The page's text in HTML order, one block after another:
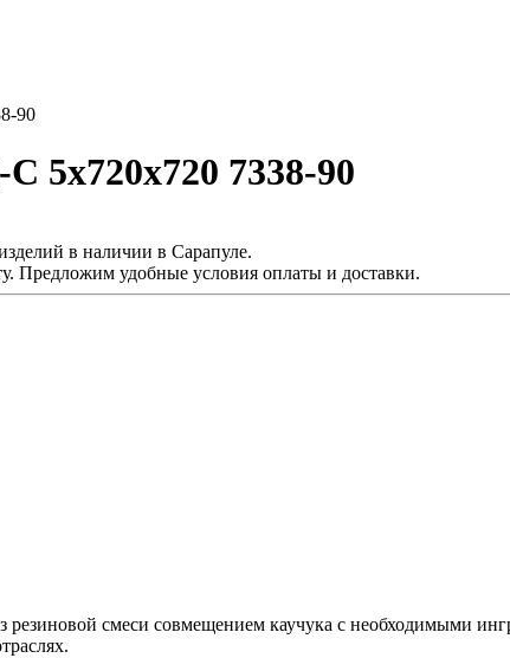
90
7338-90
в наличии в Сарапуле.
Предложим удобные условия оплаты и доставки.
резиновой смеси совмещением каучука с необходимыми